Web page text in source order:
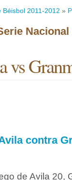
2011-2012 »
Nacional
vs
contra
de Avila 20,